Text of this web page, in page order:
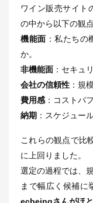
ワイン販売サイト
の中から以下の観
機能面 ：私たち
か。
非機能面 ：セキュ
会社の信頼性 ：規
費用感 ：コストパ
納期 ：スケジュー
これらの観点で比
に上回りました。
選定の過程では、
まで幅広く候補に
ecbeingさんがほ